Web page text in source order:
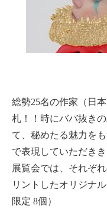
総勢25名の作家（日
札！！時にババ抜き
て、秘めたる魅力を
で表現していただきき
展覧会では、それぞ
リントしたオリジナ
限定 8個）